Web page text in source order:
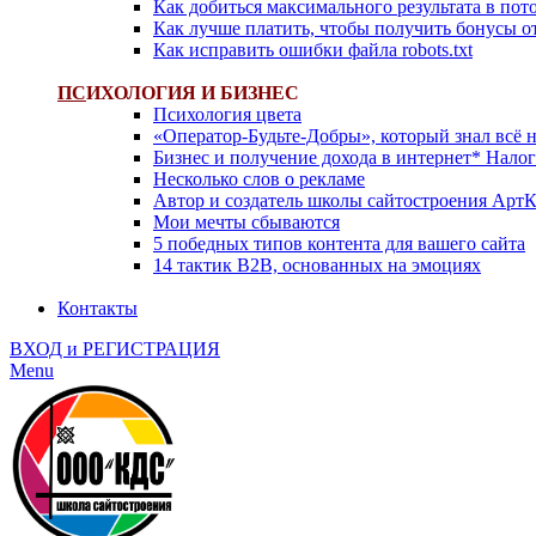
Как добиться максимального результата в
Как лучше платить, чтобы получить бонусы
Как исправить ошибки файла robots.txt
ПСИХОЛОГИЯ И БИЗНЕС
Психология цвета
«Оператор-Будьте-Добры», который знал всё
Бизнес и получение дохода в интернет*
Несколько слов о рекламе
Автор и создатель школы сайтостроения
Мои мечты сбываются
5 победных типов контента для вашего сайта
14 тактик B2B, основанных на эмоциях
Контакты
ВХОД и РЕГИСТРАЦИЯ
Menu